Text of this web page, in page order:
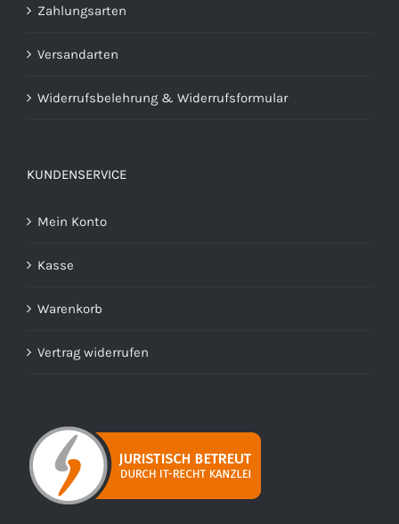
Zahlungsarten
Versandarten
Widerrufsbelehrung & Widerrufsformular
KUNDENSERVICE
Mein Konto
Kasse
Warenkorb
Vertrag widerrufen